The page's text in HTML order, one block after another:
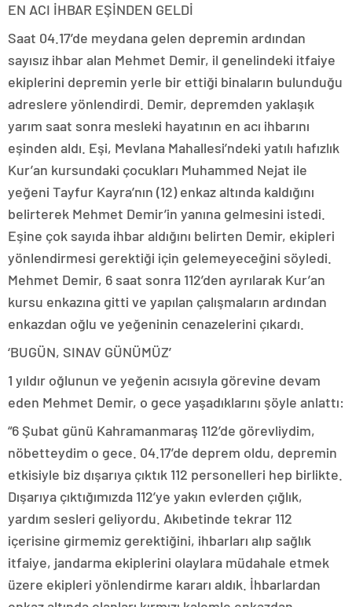
EN ACI İHBAR EŞİNDEN GELDİ
Saat 04.17’de meydana gelen depremin ardından
sayısız ihbar alan Mehmet Demir, il genelindeki itfaiye
ekiplerini depremin yerle bir ettiği binaların bulunduğu
adreslere yönlendirdi. Demir, depremden yaklaşık
yarım saat sonra mesleki hayatının en acı ihbarını
eşinden aldı. Eşi, Mevlana Mahallesi’ndeki yatılı hafızlık
Kur’an kursundaki çocukları Muhammed Nejat ile
yeğeni Tayfur Kayra’nın (12) enkaz altında kaldığını
belirterek Mehmet Demir’in yanına gelmesini istedi.
Eşine çok sayıda ihbar aldığını belirten Demir, ekipleri
yönlendirmesi gerektiği için gelemeyeceğini söyledi.
Mehmet Demir, 6 saat sonra 112’den ayrılarak Kur’an
kursu enkazına gitti ve yapılan çalışmaların ardından
enkazdan oğlu ve yeğeninin cenazelerini çıkardı.
‘BUGÜN, SINAV GÜNÜMÜZ’
1 yıldır oğlunun ve yeğenin acısıyla görevine devam
eden Mehmet Demir, o gece yaşadıklarını şöyle anlattı:
“6 Şubat günü Kahramanmaraş 112’de görevliydim,
nöbetteydim o gece. 04.17’de deprem oldu, depremin
etkisiyle biz dışarıya çıktık 112 personelleri hep birlikte.
Dışarıya çıktığımızda 112’ye yakın evlerden çığlık,
yardım sesleri geliyordu. Akıbetinde tekrar 112
içerisine girmemiz gerektiğini, ihbarları alıp sağlık
itfaiye, jandarma ekiplerini olaylara müdahale etmek
üzere ekipleri yönlendirme kararı aldık. İhbarlardan